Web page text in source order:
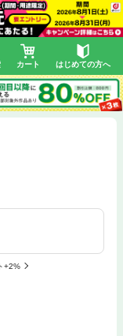
カート はじめての方へ
+2%